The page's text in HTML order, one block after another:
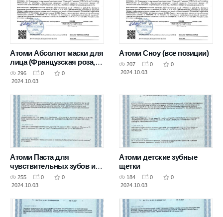
Атоми Абсолют маски для
лица (Французская роза,
Медь и женьшень, Глина
Хиноки, 24К золото)
296 0
0
2024.10.03
Атоми Сноу (все позиции)
207 0
0
2024.10.03
Атоми Паста для
чувствительных зубов и
десен
255 0
0
2024.10.03
Атоми детские зубные
щетки
184 0
0
2024.10.03